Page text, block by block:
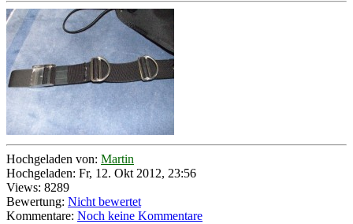
Hochgeladen von: Martin
Hochgeladen: Fr, 12. Okt 2012, 23:56
Views: 8289
Bewertung: Nicht bewertet
Kommentare: Noch keine Kommentare